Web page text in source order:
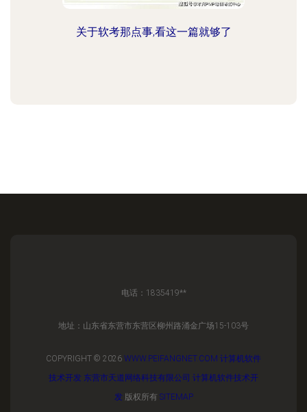
关于软考那点事,看这一篇就够了
电话：1835419**
地址：山东省东营市东营区柳州路涌金广场15-103号
COPYRIGHT © 2026 WWW.PEIFANGNET.COM 计算机软件
技术开发 东营市天道网络科技有限公司 计算机软件技术开
发 版权所有 SITEMAP